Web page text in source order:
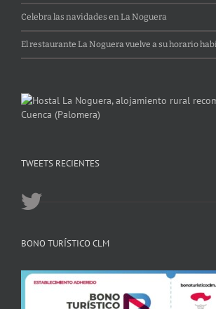
Celebra las navidades en La Noguera
El restaurante La Noguera vuelve a su horario
TWEETS RECIENTES
BONO TURÍSTICO CLM